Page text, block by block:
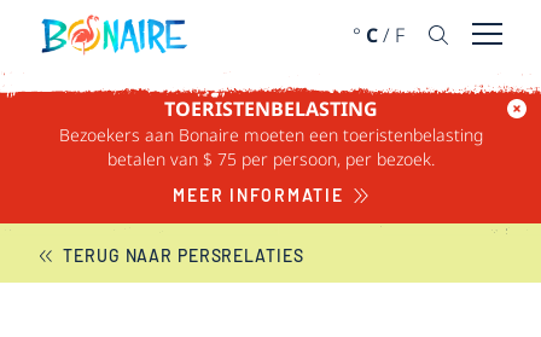
DOORGAAN NAAR ARTIKEL
° C/ F Menu
TOERISTENBELASTING
Bezoekers aan Bonaire moeten een toeristenbelasting
betalen van $ 75 per persoon, per bezoek.
MEER INFORMATIE
BONAIRE NIEUWS
TERUG NAAR PERSRELATIES